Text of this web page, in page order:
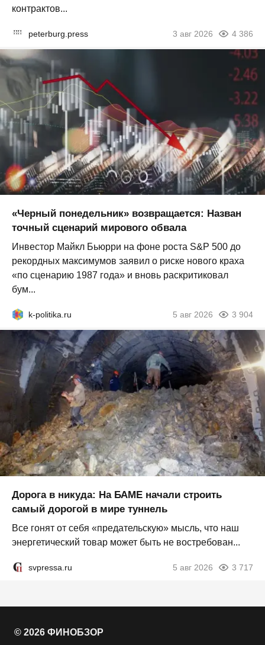
контрактов...
peterburg.press 3 авг 2026 4 386
«Черный понедельник» возвращается: Назван
точный сценарий мирового обвала
Инвестор Майкл Бьюрри на фоне роста S&P 500 до
рекордных максимумов заявил о риске нового краха
«по сценарию 1987 года» и вновь раскритиковал
бум...
k-politika.ru 5 авг 2026 3 904
Дорога в никуда: На БАМЕ начали строить
самый дорогой в мире туннель
Все гонят от себя «предательскую» мысль, что наш
энергетический товар может быть не востребован...
svpressa.ru 5 авг 2026 3 717
© 2026 ФИНОБЗОР